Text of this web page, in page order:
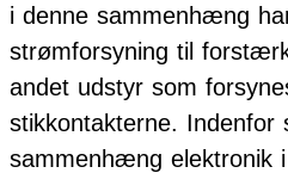
i denne sammenhæng
strømforsyning til
andet udstyr som
stikkontakterne. Indenfor
sammenhæng elektronik